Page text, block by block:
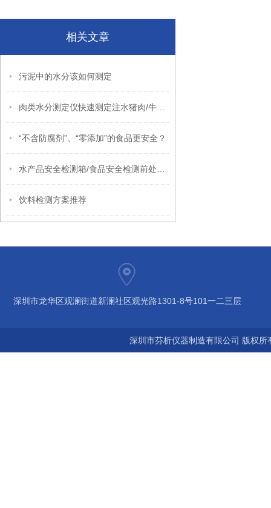
相关文章
污泥中的水分该如何测定
“不含防腐剂”、“零添加”的食品更安全？​
饮料检测方案推荐
深圳市龙华区观澜街道新澜社区观光路1301-8号101一二三层
深圳市芬析仪器制造有限公司 版权